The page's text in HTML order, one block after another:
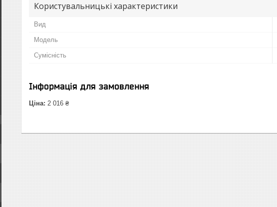
Користувальницькі характеристики
Вид
Мoдель
Сумісність
Інформація для замовлення
Ціна: 2 016 ₴